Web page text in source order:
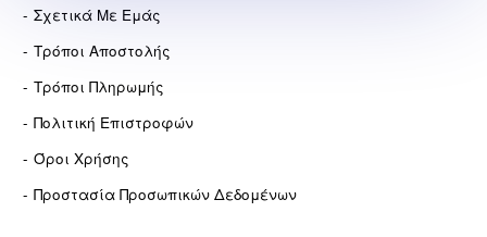
Σχετικά Με Εμάς
Τρόποι Αποστολής
Τρόποι Πληρωμής
Πολιτική Επιστροφών
Όροι Χρήσης
Προστασία Προσωπικών Δεδομένων